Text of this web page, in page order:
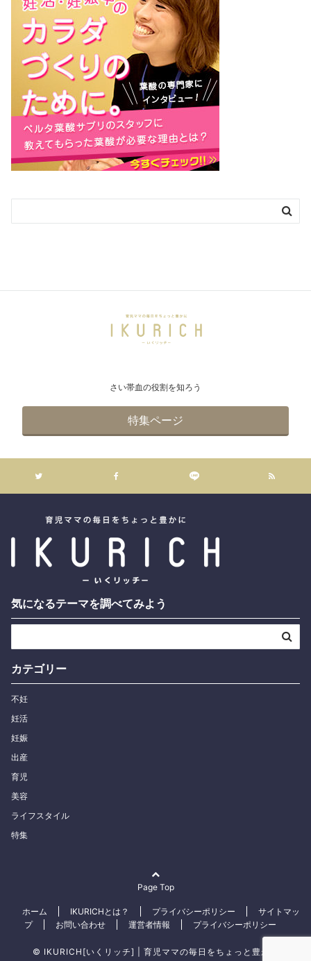
さい帯血の役割を知ろう
特集ページ
気になるテーマを調べてみよう
カテゴリー
不妊
妊活
妊娠
出産
育児
美容
ライフスタイル
特集
Page Top
ホーム IKURICHとは？ プライバシーポリシー
サイトマッ
プ
お問い合わせ 運営者情報 プライバシーポリシー
© IKURICH[いくリッチ] | 育児ママの毎日をちょっと豊かに